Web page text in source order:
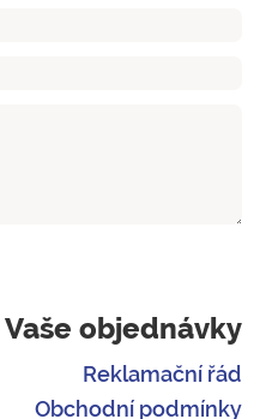
Vaše objednávky
Reklamační řád
Obchodní podmínky